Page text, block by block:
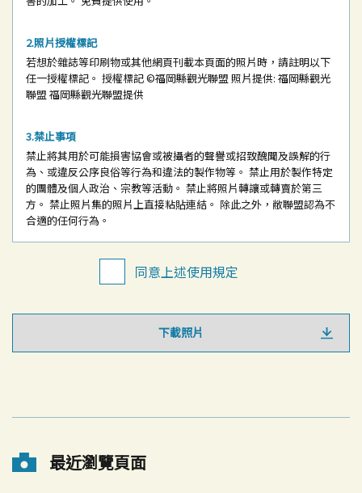
照片授權標記
若想於雜誌等印刷物或其他網頁刊載本頁面的照片時，請註明以下
任一授權標記。 授權標記©福岡縣觀光聯盟 照片提供: 福岡縣觀光
聯盟 福岡縣觀光聯盟提供
禁止事項
禁止將其用於可能損害協會或被攝者的聲譽或招致醜聞及誤解的行
為、或違反公序良俗等行為和違法的製作物等。 禁止用於製作特定
的團體及個人政治、宗教等活動。 禁止將照片轉讓或轉賣於第三
方。 禁止照片集的照片上直接粘貼連結。 除此之外，敝聯盟認為不
合適的任何行為。
同意上述使用規定
下載照片
最近瀏覽頁面